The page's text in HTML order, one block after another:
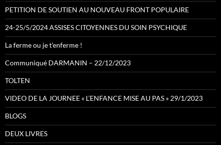
PETITION DE SOUTIEN AU NOUVEAU FRONT POPULAIRE
24-25/5/2024 ASSISES CITOYENNES DU SOIN PSYCHIQUE
La ferme ou je t’enferme !
Communiqué DARMANIN – 22/12/2023
TOLTEN
VIDEO DE LA JOURNEE « L’ENFANCE MISE AU PAS » 29/1/2023
BLOGS
DEUX LIVRES